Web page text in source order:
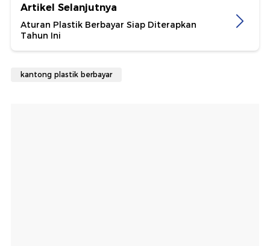
Artikel Selanjutnya
Aturan Plastik Berbayar Siap Diterapkan
Tahun Ini
kantong plastik berbayar